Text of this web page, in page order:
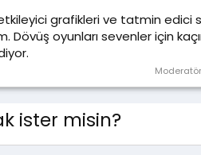
grafikleri ve tatmin edici
oyunları sevenler için
ister misin?